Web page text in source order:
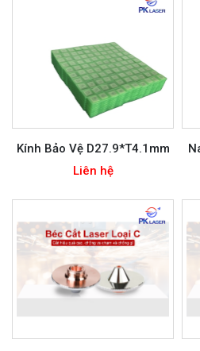
Kính Bảo Vệ D27.9*T4.1mm
Liên hệ